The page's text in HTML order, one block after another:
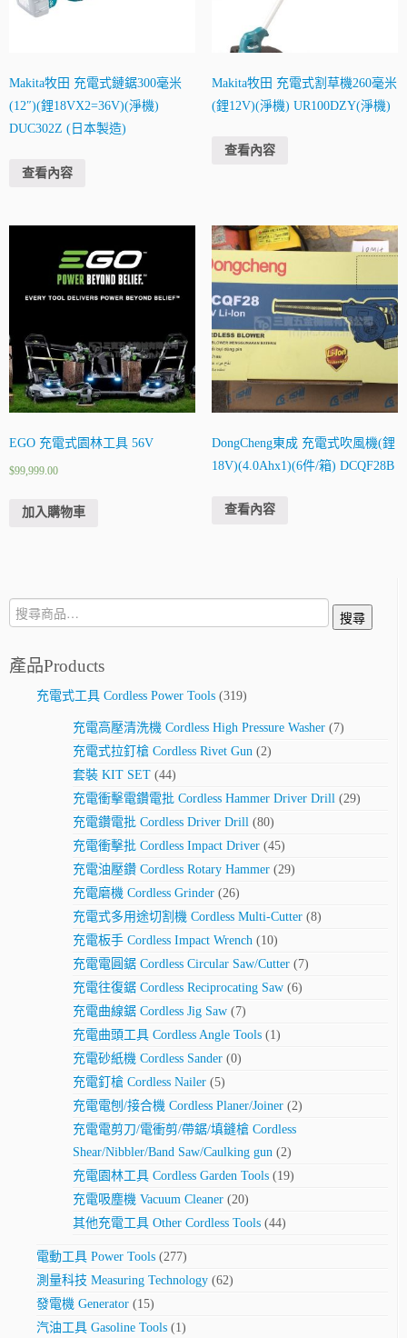
Makita牧田 充電式鏈鋸300毫米
(12″)(鋰18VX2=36V)(淨機)
DUC302Z (日本製造)
查看內容
Makita牧田 充電式割草機260毫米
(鋰12V)(淨機) UR100DZY(淨機)
查看內容
EGO 充電式園林工具 56V
$99,999.00
加入購物車
DongCheng東成 充電式吹風機(鋰
18V)(4.0Ahx1)(6件/箱) DCQF28B
查看內容
搜
尋:
搜尋
產品Products
充電式工具 Cordless Power Tools (319)
充電高壓清洗機 Cordless High Pressure Washer (7)
充電式拉釘槍 Cordless Rivet Gun (2)
套裝 KIT SET (44)
充電衝擊電鑽電批 Cordless Hammer Driver Drill (29)
充電鑽電批 Cordless Driver Drill (80)
充電衝擊批 Cordless Impact Driver (45)
充電油壓鑽 Cordless Rotary Hammer (29)
充電磨機 Cordless Grinder (26)
充電式多用途切割機 Cordless Multi-Cutter (8)
充電板手 Cordless Impact Wrench (10)
充電電圓鋸 Cordless Circular Saw/Cutter (7)
充電往復鋸 Cordless Reciprocating Saw (6)
充電曲線鋸 Cordless Jig Saw (7)
充電曲頭工具 Cordless Angle Tools (1)
充電砂紙機 Cordless Sander (0)
充電釘槍 Cordless Nailer (5)
充電電刨/接合機 Cordless Planer/Joiner (2)
充電電剪刀/電衝剪/帶鋸/填鏠槍 Cordless
Shear/Nibbler/Band Saw/Caulking gun (2)
充電園林工具 Cordless Garden Tools (19)
充電吸塵機 Vacuum Cleaner (20)
其他充電工具 Other Cordless Tools (44)
電動工具 Power Tools (277)
測量科技 Measuring Technology (62)
發電機 Generator (15)
汽油工具 Gasoline Tools (1)